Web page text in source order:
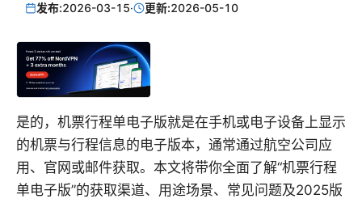
发布:2026-03-15· 更新:2026-05-10
是的，机票行程单电子版就是在手机或电子设备上显示
的机票与行程信息的电子版本，通常通过航空公司应
用、官网或邮件获取。本文将带你全面了解“机票行程
单电子版”的获取渠道、用途场景、常见问题及2025版